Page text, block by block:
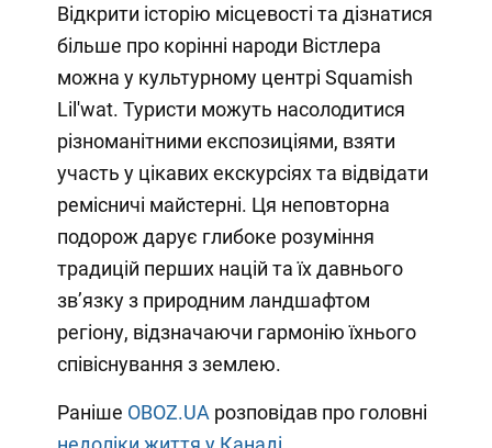
Відкрити історію місцевості та дізнатися
більше про корінні народи Вістлера
можна у культурному центрі Squamish
Lil'wat. Туристи можуть насолодитися
різноманітними експозиціями, взяти
участь у цікавих екскурсіях та відвідати
ремісничі майстерні. Ця неповторна
подорож дарує глибоке розуміння
традицій перших націй та їх давнього
зв’язку з природним ландшафтом
регіону, відзначаючи гармонію їхнього
співіснування з землею.
Раніше OBOZ.UA розповідав про головні